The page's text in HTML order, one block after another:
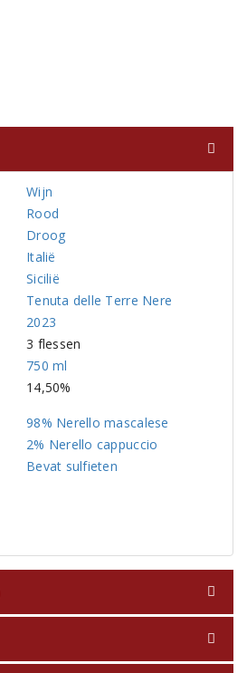
Wijn
Rood
Droog
Italië
Sicilië
Tenuta delle Terre Nere
2023
3 flessen
750 ml
14,50%
98% Nerello mascalese
2% Nerello cappuccio
Bevat sulfieten